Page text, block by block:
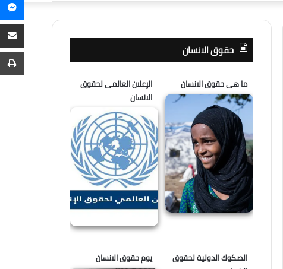
حقوق الانسان
ما هى حقوق الانسان
الإعلان العالمى لحقوق
الانسان
الصكوك الدولية لحقوق
يوم حقوق الانسان